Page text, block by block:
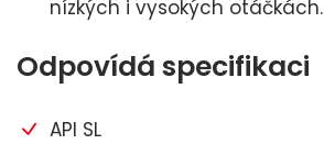
nízkých i vysokých otáčkách.
Odpovídá specifikaci
API SL